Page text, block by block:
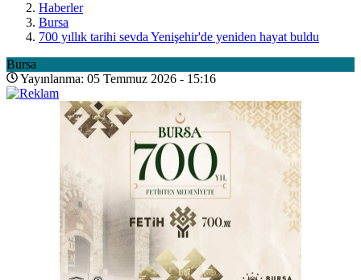
Haberler
Bursa
700 yıllık tarihi sevda Yenişehir'de yeniden hayat buldu
Bursa
Yayınlanma: 05 Temmuz 2026 - 15:16